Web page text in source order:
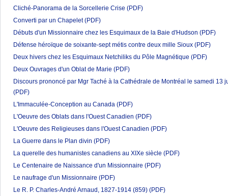
Cliché-Panorama de la Sorcellerie Crise (PDF)
Converti par un Chapelet (PDF)
Débuts d'un Missionnaire chez les Esquimaux de la Baie d'Hudson (PDF)
Défense héroïque de soixante-sept métis contre deux mille Sioux (PDF)
Deux hivers chez les Esquimaux Netchiliks du Pôle Magnétique (PDF)
Deux Ouvrages d'un Oblat de Marie (PDF)
Discours prononcé par Mgr Taché à la Cathédrale de Montréal le samedi 13
(PDF)
L'Immaculée-Conception au Canada (PDF)
L'Oeuvre des Oblats dans l'Ouest Canadien (PDF)
L'Oeuvre des Religieuses dans l'Ouest Canadien (PDF)
La Guerre dans le Plan divin (PDF)
La querelle des humanistes canadiens au XIXe siècle (PDF)
Le Centenaire de Naissance d'un Missionnaire (PDF)
Le naufrage d'un Missionnaire (PDF)
Le R. P. Charles-André Arnaud, 1827-1914 (859) (PDF)